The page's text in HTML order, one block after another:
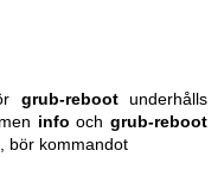
grub-rebootunderhålls
info ochgrub-reboot
bör kommandot